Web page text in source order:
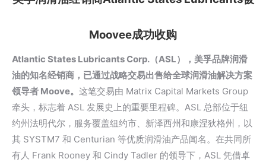
Moovee成功收购
Atlantic States Lubricants Corp.（ASL），美孚品牌润滑
油的知名经销商，已通过战略交易出售给全球润滑油解决方案
领导者 Moove。 这笔交易由 Matrix Capital Markets Group
牵头，标志着 ASL 发展史上的重要里程碑。ASL 总部位于纽
约州法明代尔，服务覆盖纽约市、新泽西州和康涅狄格州，以
其 SYSTM7 和 Centurian 等优质润滑油产品闻名。在共同所
有人 Frank Rooney 和 Cindy Tadler 的领导下，ASL 凭借卓